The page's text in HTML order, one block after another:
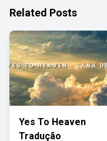
Related Posts
Yes To Heaven
Tradução